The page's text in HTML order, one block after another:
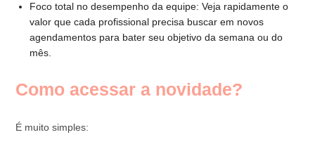
Foco total no desempenho da equipe: Veja rapidamente o
valor que cada profissional precisa buscar em novos
agendamentos para bater seu objetivo da semana ou do
mês.
Como acessar a novidade?
É muito simples: